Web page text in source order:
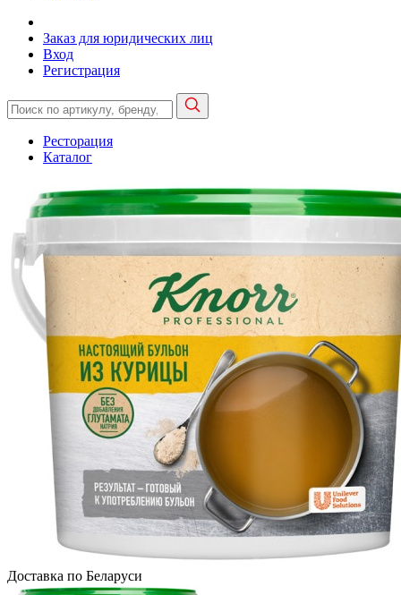
Заказ для юридических лиц
Вход
Регистрация
Ресторация
Каталог
Доcтавка по Беларуси